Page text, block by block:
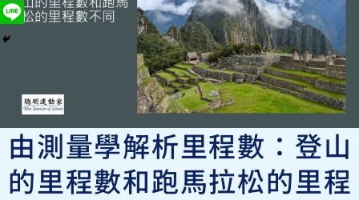
由測量學解析里程數：登山
的里程數和跑馬拉松的里程